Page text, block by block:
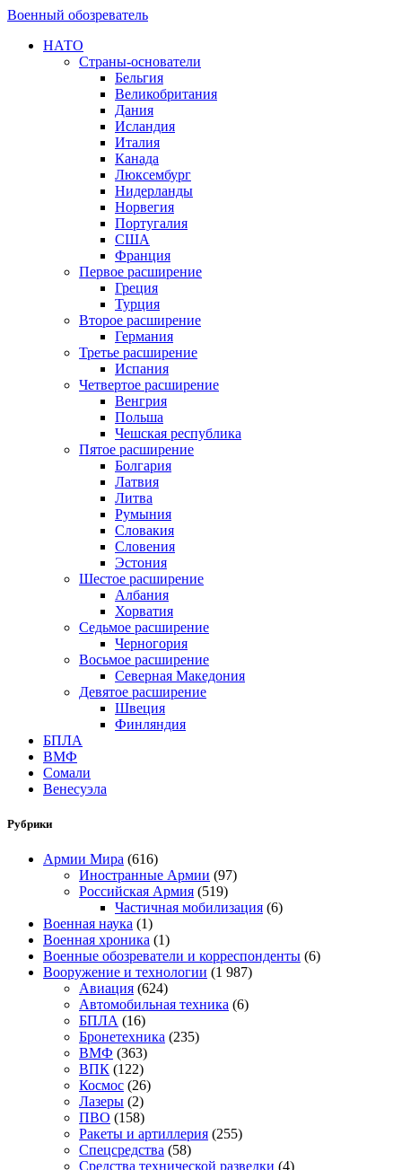
Военный обозреватель
НАТО
Страны-основатели
Бельгия
Великобритания
Дания
Исландия
Италия
Канада
Люксембург
Нидерланды
Норвегия
Португалия
США
Франция
Первое расширение
Греция
Турция
Второе расширение
Германия
Третье расширение
Испания
Четвертое расширение
Венгрия
Польша
Чешская республика
Пятое расширение
Болгария
Латвия
Литва
Румыния
Словакия
Словения
Эстония
Шестое расширение
Албания
Хорватия
Седьмое расширение
Черногория
Восьмое расширение
Северная Македония
Девятое расширение
Швеция
Финляндия
БПЛА
ВМФ
Сомали
Венесуэла
Рубрики
Армии Мира (616)
Иностранные Армии (97)
Российская Армия (519)
Частичная мобилизация (6)
Военная наука (1)
Военная хроника (1)
Военные обозреватели и корреспонденты (6)
Вооружение и технологии (1 987)
Авиация (624)
Автомобильная техника (6)
БПЛА (16)
Бронетехника (235)
ВМФ (363)
ВПК (122)
Космос (26)
Лазеры (2)
ПВО (158)
Ракеты и артиллерия (255)
Спецсредства (58)
Средства технической разведки (4)